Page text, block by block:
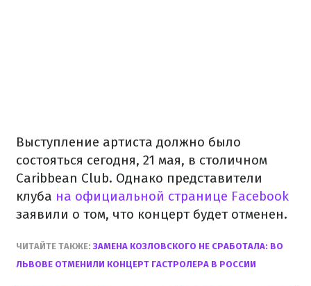
Выступление артиста должно было
состояться сегодня, 21 мая, в столичном
Caribbean Club. Однако представители
клуба на официальной странице Facebook
заявили о том, что концерт будет отменен.
ЧИТАЙТЕ ТАКЖЕ:ЗАМЕНА КОЗЛОВСКОГО НЕ СРАБОТАЛА: ВО
ЛЬВОВЕ ОТМЕНИЛИ КОНЦЕРТ ГАСТРОЛЕРА В РОССИИ